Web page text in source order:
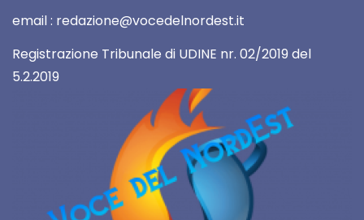
email : redazione@vocedelnordest.it
Registrazione Tribunale di UDINE nr. 02/2019 del
5.2.2019